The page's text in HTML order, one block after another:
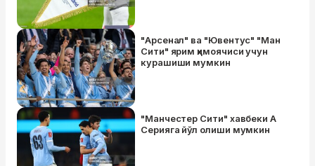
"Арсенал" ва "Ювентус" "Ман
Сити" ярим ҳимоячиси учун
курашиши мумкин
"Манчестер Сити" хавбеки А
Серияга йўл олиши мумкин